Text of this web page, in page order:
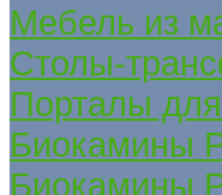
Мебель из
Столы-
Порталы
Биокамины
Биокамины